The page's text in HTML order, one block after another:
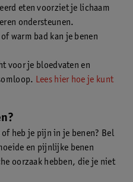
eten voorziet je lichaam
ondersteunen.
warm bad kan je benen
voor je bloedvaten en
Lees hier hoe je kunt
heb je pijn in je benen? Bel
en pijnlijke benen
oorzaak hebben, die je niet